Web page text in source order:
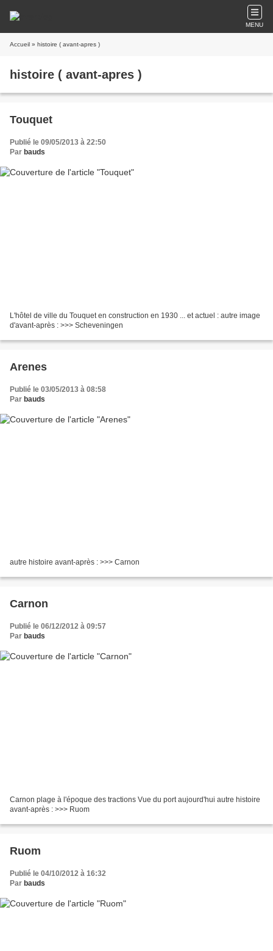
MENU
Accueil » histoire ( avant-apres )
histoire ( avant-apres )
Touquet
Publié le 09/05/2013 à 22:50
Par bauds
L'hôtel de ville du Touquet en construction en 1930 ... et actuel : autre image
d'avant-après : >>> Scheveningen
Arenes
Publié le 03/05/2013 à 08:58
Par bauds
autre histoire avant-après : >>> Carnon
Carnon
Publié le 06/12/2012 à 09:57
Par bauds
Carnon plage à l'époque des tractions Vue du port aujourd'hui autre histoire
avant-après : >>> Ruom
Ruom
Publié le 04/10/2012 à 16:32
Par bauds